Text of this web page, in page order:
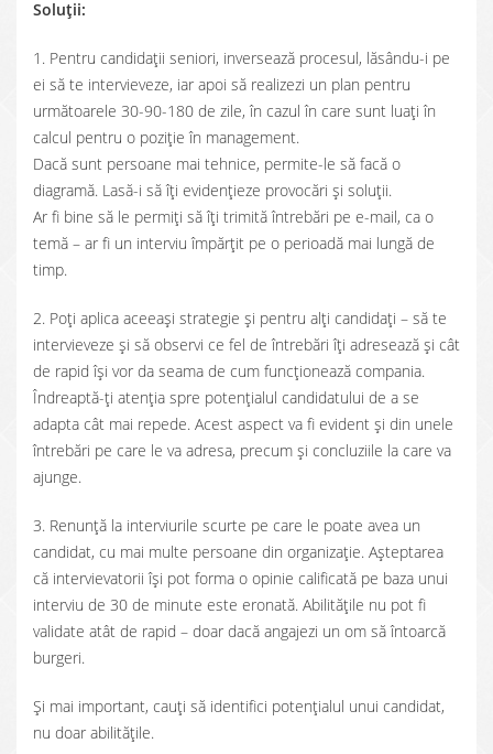
Soluții:
1. Pentru candidații seniori, inversează procesul, lăsându-i pe
ei să te intervieveze, iar apoi să realizezi un plan pentru
următoarele 30-90-180 de zile, în cazul în care sunt luați în
calcul pentru o poziție în management.
Dacă sunt persoane mai tehnice, permite-le să facă o
diagramă. Lasă-i să îți evidențieze provocări și soluții.
Ar fi bine să le permiți să îți trimită întrebări pe e-mail, ca o
temă – ar fi un interviu împărțit pe o perioadă mai lungă de
timp.
2. Poți aplica aceeași strategie și pentru alți candidați – să te
intervieveze și să observi ce fel de întrebări îți adresează și cât
de rapid își vor da seama de cum funcționează compania.
Îndreaptă-ți atenția spre potențialul candidatului de a se
adapta cât mai repede. Acest aspect va fi evident și din unele
întrebări pe care le va adresa, precum și concluziile la care va
ajunge.
3. Renunță la interviurile scurte pe care le poate avea un
candidat, cu mai multe persoane din organizație. Așteptarea
că intervievatorii își pot forma o opinie calificată pe baza unui
interviu de 30 de minute este eronată. Abilitățile nu pot fi
validate atât de rapid – doar dacă angajezi un om să întoarcă
burgeri.
Și mai important, cauți să identifici potențialul unui candidat,
nu doar abilitățile.